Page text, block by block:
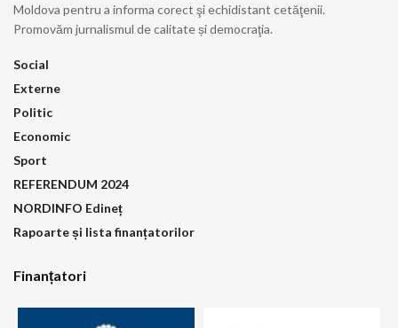
Moldova pentru a informa corect şi echidistant cetăţenii.
Promovăm jurnalismul de calitate și democraţia.
Social
Externe
Politic
Economic
Sport
REFERENDUM 2024
NORDINFO Edineț
Rapoarte și lista finanțatorilor
Finanțatori